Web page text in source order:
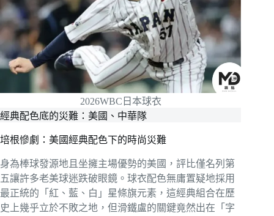
2026WBC日本球衣
經典配色底的災難：美國、中華隊
培根慘劇：美國經典配色下的時尚災難
身為棒球發源地且坐擁主場優勢的美國，評比僅名列第
五讓許多老美球迷跌破眼鏡。球衣配色無庸置疑地採用
最正統的「紅、藍、白」星條旗元素，這經典組合在歷
史上幾乎立於不敗之地，但滑鐵盧的關鍵竟然出在「字